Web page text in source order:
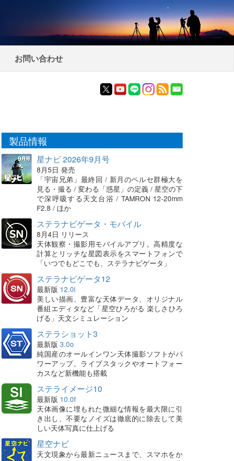
お問い合わせ
製品情報
星ナビ 2026年9月号
8月5日 発売
「宇宙兄弟」最終回 / 新月のペルセ群極大を
見る・撮る / 変わる「惑星」の定義 / 星空の下
で深呼吸する天文台浴 / TAMRON 12-20mm
F2.8 / ほか
ステラナビゲータ・モバイル
8月4日 リリース
天体観察・撮影用モバイルアプリ。高精度な
計算とリッチな星図表示をスマートフォンで
「いつでもどこでも、ステラナビゲータ」
ステラナビゲータ12
最新版 12.0i
美しい描画、豊富な天体データ、オリジナル
番組エディタなど「星空ひろがる 楽しさひろ
げる」天文シミュレーション
ステラショット3
最新版 3.0o
純国産のオールインワン天体撮影ソフトがパ
ワーアップ。ライブスタックやオートフォー
カスなど新機能も搭載
ステライメージ10
最新版 10.0f
天体画像に埋もれた微細な情報を最大限に引
き出し、不要なノイズは徹底的に除去して美
しい天体写真に仕上げる
星空ナビ
天文現象から最新ニュースまで、スマホをか